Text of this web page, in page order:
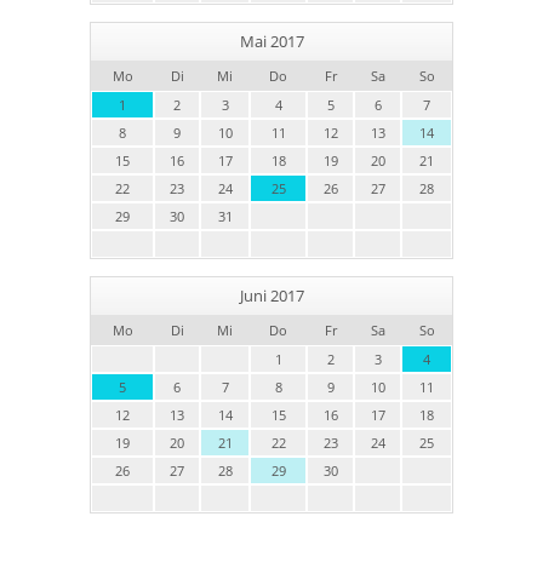
Mai 2017
Mo Di Mi Do Fr Sa
So
1
2 3 4 5 6
7
8
9 10 11 12 13
14
15
16 17 18 19 20
21
22
23 24 25 26 27
28
29
30 31
Juni 2017
Mo Di Mi Do Fr Sa
So
1
2 3
4
5
6 7 8 9 10
11
12
13 14 15 16 17
18
19
20 21 22 23 24
25
26
27 28 29 30